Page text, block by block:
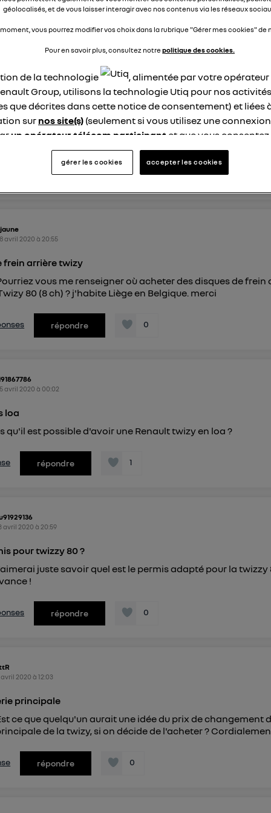
merci pour votre réponse
location
répondre 0
avril 2020 à 20:55
frein arrière twizy
vous me renseigner où acheter des disques de frein
80 (8 ch) ? j'habite Liège en Belgique. merci
répondre 0
avril 2020 à 00:02
loa
qu'il est possible d'avoir une Renault twizy en loa ?
répondre 1
avril 2020 à 20:59
pour twizzy 80 ?
juste savoir quel est le permis adapté pour la twizzy
!
répondre 0
avril 2020 à12:03
principale
ce que quelqu'un aurait une idée du prix de changement
de la twizy, si on décide de l'acheter ?
répondre 0
géolocalisés, et de vous laisser interagir avec nos contenus via les réseaux
vous pourrez modifier vos choix dans la rubrique "Gérer mes cookies" de
Pour en savoir plus, consultez notrepolitique des cookies.
de la technologie
, alimentée par votre
Group, utilisons la technologie Utiq pour nos
que décrites dans cette notice de consentement) et liées
sur nos site(s) (seulement si vous utilisez une
un opérateur télécom participant et que vous
site).
Utiq a été conçue pour la protection de vos données
en vous offrant choix et contrôle.
un identifiant créé par votre opérateur télécom basé sur
même connexion et ayant consenties se verront attribuer
connexion foyer(ex : Wi-Fi), la personnalisation sera basée sur la navigation des
connexion mobile, la personnalisation sera basée uniquement sur la navigation de
mobile.
") ou via la page « gérer Utiq » en bas de ce site.
veuillez consulter
gérer les cookies accepter les cookies